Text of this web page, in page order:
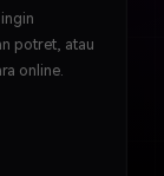
potret, atau
online.